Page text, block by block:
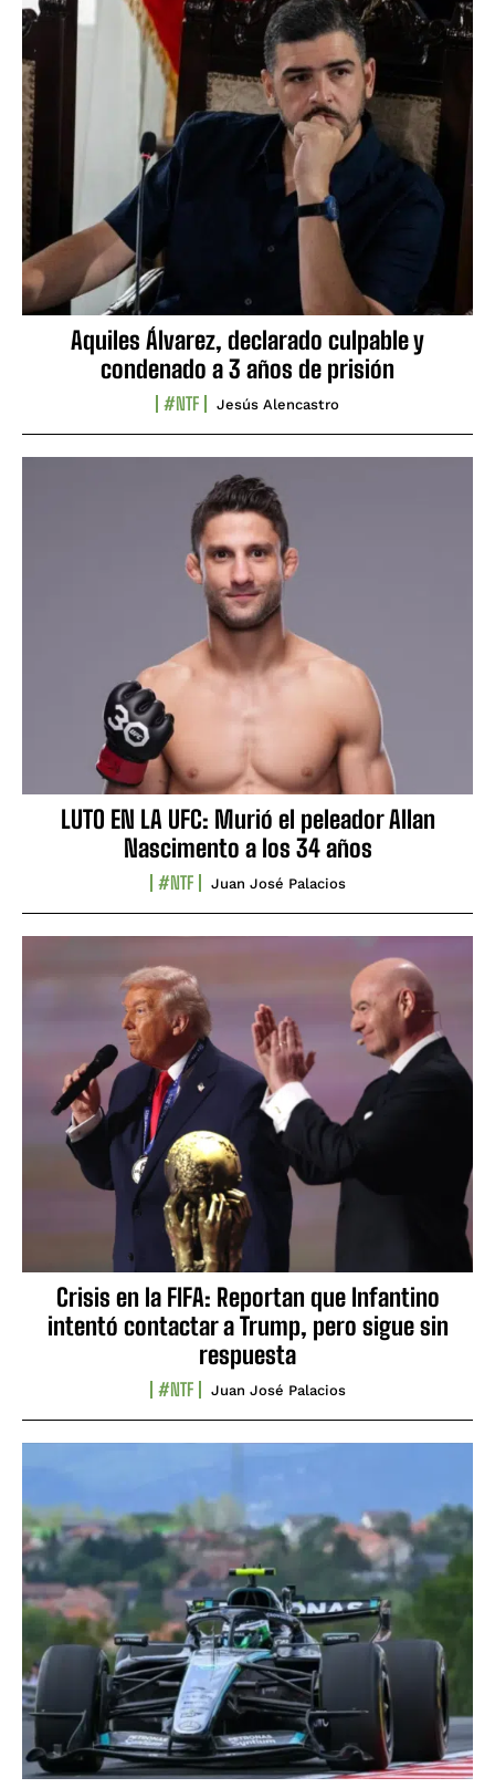
Aquiles Álvarez, declarado culpable y
condenado a 3 años de prisión
#NTF Jesús Alencastro
LUTO EN LA UFC: Murió el peleador Allan
Nascimento a los 34 años
#NTF Juan José Palacios
Crisis en la FIFA: Reportan que Infantino
intentó contactar a Trump, pero sigue sin
respuesta
#NTF Juan José Palacios